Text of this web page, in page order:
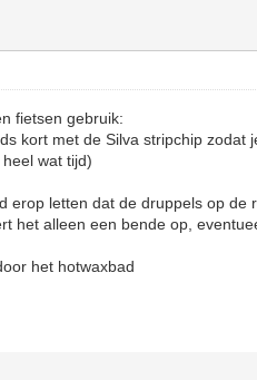
fietsen gebruik:
kort met de Silva stripchip zodat
wat tijd)
erop letten dat de druppels op de
het alleen een bende op,
het hotwaxbad